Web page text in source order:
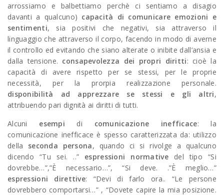
arrossiamo e balbettiamo perchè ci sentiamo a disagio
davanti a qualcuno) capacità di comunicare emozioni e
sentimenti, sia positivi che negativi, sia attraverso il
linguaggio che attraverso il corpo, facendo in modo di averne
il controllo ed evitando che siano alterate o inibite dall’ansia e
dalla tensione. consapevolezza dei propri diritti: cioè la
capacità di avere rispetto per se stessi, per le proprie
necessità, per la prorpia realizzazione personale.
disponibilità ad apprezzare se stessi e gli altri,
attribuendo pari dignità ai diritti di tutti.
Alcuni esempi di comunicazione inefficace: la
comunicazione inefficace è spesso caratterizzata da: utilizzo
della seconda persona, quando ci si rivolge a qualcuno
dicendo “Tu sei. ..” espressioni normativedel tipo “Si
dovrebbe…”,”È necessario…”, “Si deve. .”È meglio…”
espressioni direttive: “Devi di farlo ora.. “Le persone
dovrebbero comportarsi…” , “Dovete capire la mia posizione.